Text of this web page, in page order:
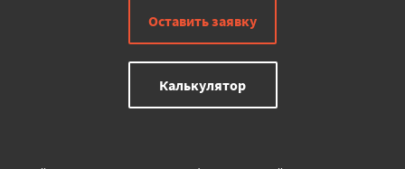
Оставить заявку
Калькулятор